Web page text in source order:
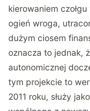
kierowaniem
ogień wroga,
dużym ciosem
oznacza to jednak,
autonomicznej
tym projekcie to
2011 roku, służy